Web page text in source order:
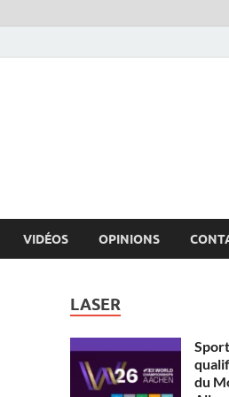
VIDÉOS OPINIONS
LASER
du